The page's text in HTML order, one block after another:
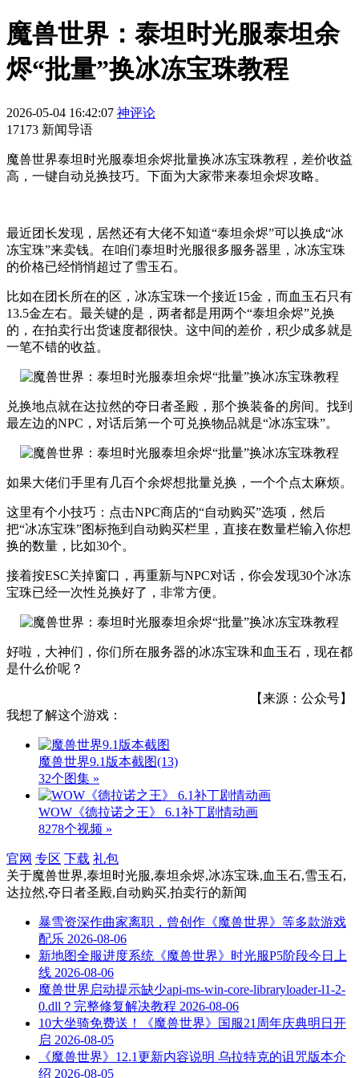
魔兽世界：泰坦时光服泰坦余
烬“批量”换冰冻宝珠教程
2026-05-04 16:42:07 神评论
17173 新闻导语
魔兽世界泰坦时光服泰坦余烬批量换冰冻宝珠教程，差价收益
高，一键自动兑换技巧。下面为大家带来泰坦余烬攻略。
最近团长发现，居然还有大佬不知道“泰坦余烬”可以换成“冰
冻宝珠”来卖钱。在咱们泰坦时光服很多服务器里，冰冻宝珠
的价格已经悄悄超过了雪玉石。
比如在团长所在的区，冰冻宝珠一个接近15金，而血玉石只有
13.5金左右。最关键的是，两者都是用两个“泰坦余烬”兑换
的，在拍卖行出货速度都很快。这中间的差价，积少成多就是
一笔不错的收益。
兑换地点就在达拉然的夺日者圣殿，那个换装备的房间。找到
最左边的NPC，对话后第一个可兑换物品就是“冰冻宝珠”。
如果大佬们手里有几百个余烬想批量兑换，一个个点太麻烦。
这里有个小技巧：点击NPC商店的“自动购买”选项，然后
把“冰冻宝珠”图标拖到自动购买栏里，直接在数量栏输入你想
换的数量，比如30个。
接着按ESC关掉窗口，再重新与NPC对话，你会发现30个冰冻
宝珠已经一次性兑换好了，非常方便。
好啦，大神们，你们所在服务器的冰冻宝珠和血玉石，现在都
是什么价呢？
【来源：公众号】
我想了解这个游戏：
魔兽世界9.1版本截图(13)
32个图集 »
WOW《德拉诺之王》 6.1补丁剧情动画
8278个视频 »
官网 专区 下载 礼包
关于魔兽世界,泰坦时光服,泰坦余烬,冰冻宝珠,血玉石,雪玉石,
达拉然,夺日者圣殿,自动购买,拍卖行的新闻
暴雪资深作曲家离职，曾创作《魔兽世界》等多款游戏
配乐 2026-08-06
新地图全服进度系统《魔兽世界》时光服P5阶段今日上
线 2026-08-06
魔兽世界启动提示缺少api-ms-win-core-libraryloader-l1-2-
0.dll？完整修复解决教程 2026-08-06
10大坐骑免费送！《魔兽世界》国服21周年庆典明日开
启 2026-08-05
《魔兽世界》12.1更新内容说明 乌拉特克的诅咒版本介
绍 2026-08-05